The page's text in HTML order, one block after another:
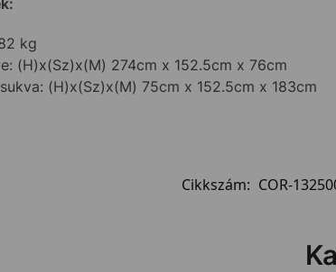
kg
(H)x(Sz)x(M) 274cm x 152.5cm x 76cm
(H)x(Sz)x(M) 75cm x 152.5cm x 183cm
Cikkszám: COR-